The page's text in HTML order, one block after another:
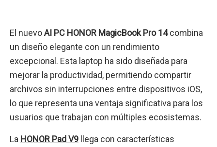
El nuevoAI PC HONOR MagicBook Pro 14combina
un diseño elegante con un rendimiento
excepcional. Esta laptop ha sido diseñada para
mejorar la productividad, permitiendo compartir
archivos sin interrupciones entre dispositivos iOS,
lo que representa una ventaja significativa para los
usuarios que trabajan con múltiples ecosistemas.
La HONOR Pad V9 llega con características